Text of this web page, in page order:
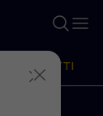
PRODOTTI